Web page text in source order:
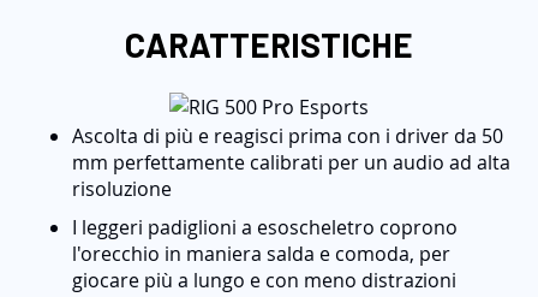
CARATTERISTICHE
Ascolta di più e reagisci prima con i driver da 50
mm perfettamente calibrati per un audio ad alta
risoluzione
I leggeri padiglioni a esoscheletro coprono
l'orecchio in maniera salda e comoda, per
giocare più a lungo e con meno distrazioni